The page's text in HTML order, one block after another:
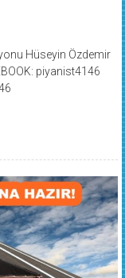
Hüseyin Özdemir
piyanist4146